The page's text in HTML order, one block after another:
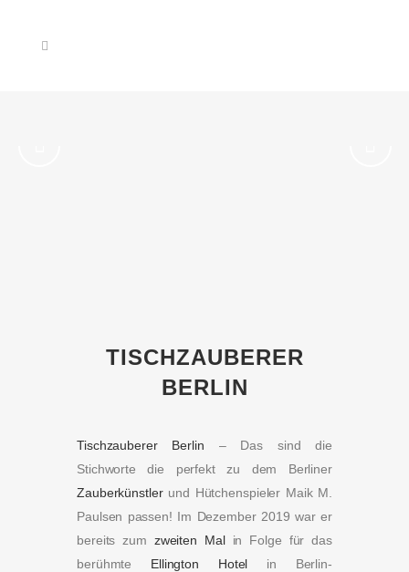
TISCHZAUBERER
BERLIN
Tischzauberer Berlin – Das sind die
Stichworte die perfekt zu dem Berliner
Zauberkünstlerund Hütchenspieler Maik M.
Paulsen passen! Im Dezember 2019 war er
bereits zum zweiten Malin Folge für das
berühmte Ellington Hotel in Berlin-